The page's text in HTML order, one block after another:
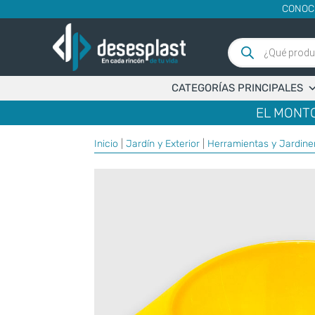
Búsqueda
de
productos
CATEGORÍAS PRINCIPALES
EL
Inicio |Jardín y Exterior Herramientas y